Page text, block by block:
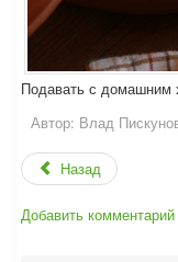
Подавать с домашним
Автор: Влад
Назад
Добавить комментарий